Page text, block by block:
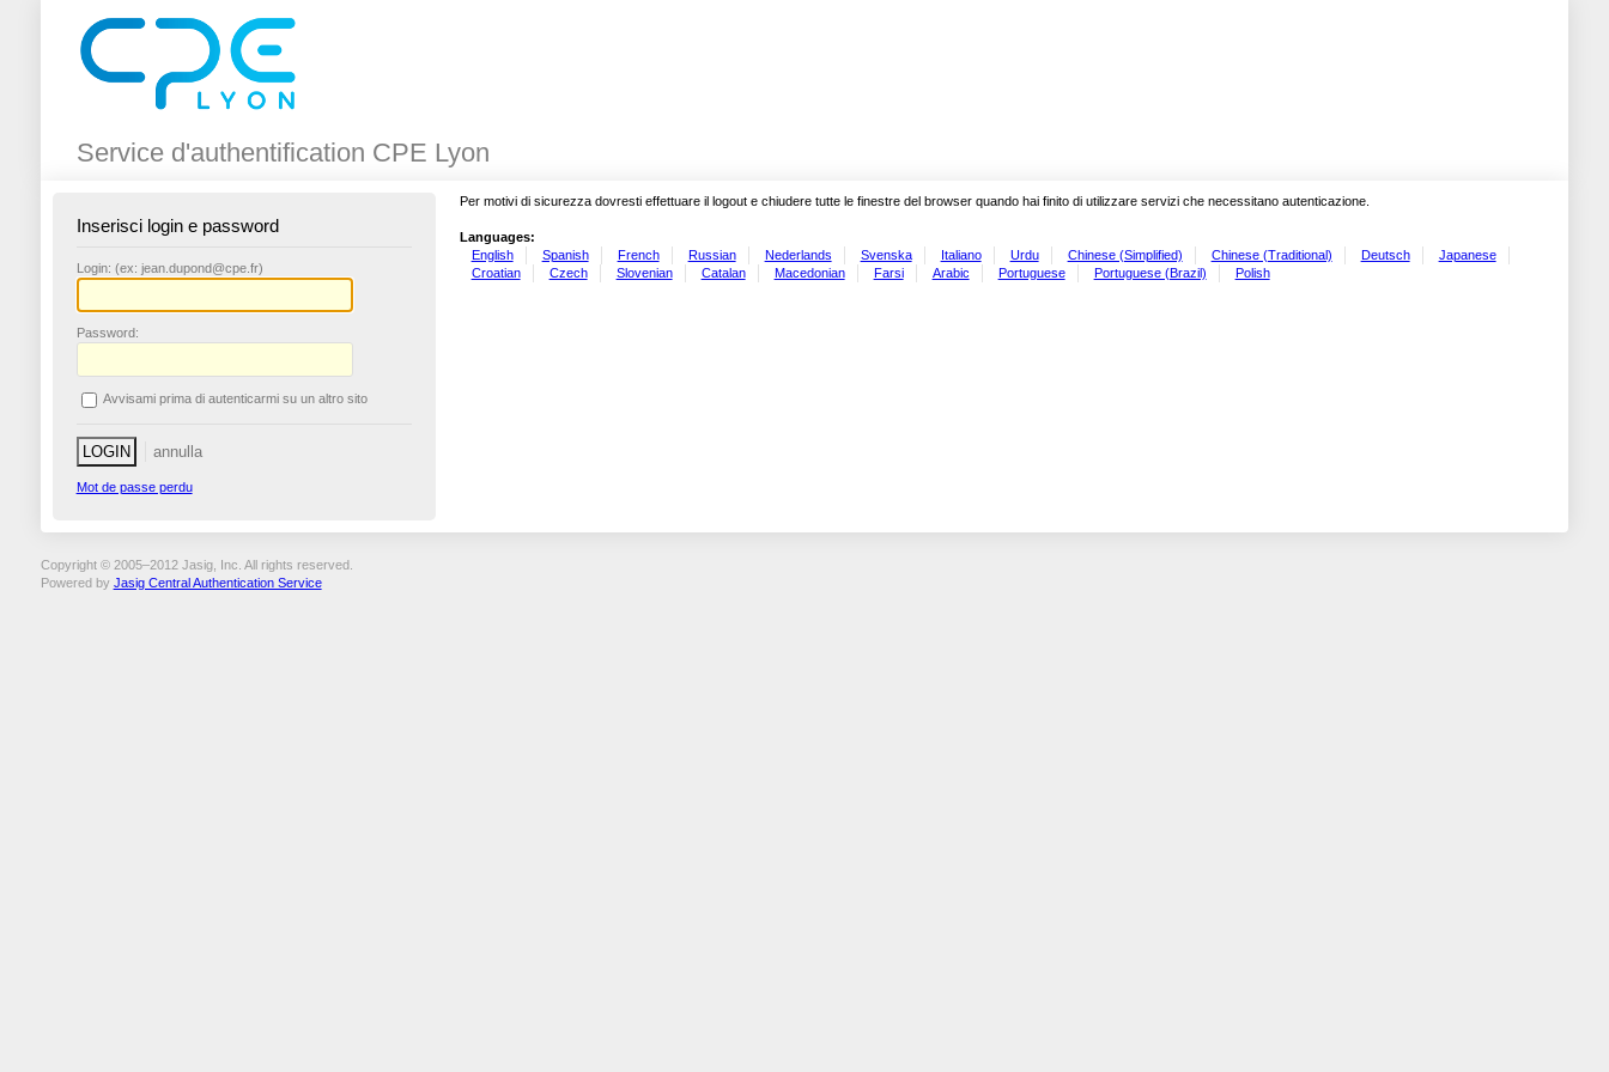
Service d'authentification CPE Lyon
Inserisci login e password
L ogin: (ex: jean.dupond@cpe.fr)
Password:
Avvisami prima di autenticarmi su un altro sito
Mot de passe perdu
Per motivi di sicurezza dovresti effettuare il logout e chiudere tutte le finestre del browser quando hai finito di utilizzare servizi che necessitano autenticazione.
Languages:
English
Spanish French Russian Nederlands Svenska Italiano Urdu Chinese (Simplified) Chinese (Traditional) Deutsch
Japanese
Croatian
Czech Slovenian Catalan Macedonian Farsi Arabic Portuguese Portuguese (Brazil) Polish
Copyright © 2005–2012 Jasig, Inc. All rights reserved.
Powered by Jasig Central Authentication Service